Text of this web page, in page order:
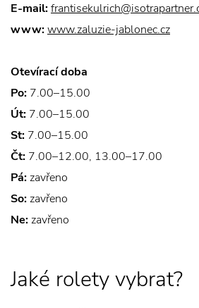
E-mail:
www:www.zaluzie-jablonec.cz
Otevírací doba
Po: 7.00–15.00
Út: 7.00–15.00
St: 7.00–15.00
Čt: 7.00–12.00, 13.00–17.00
Pá: zavřeno
So: zavřeno
Ne: zavřeno
Jaké rolety vybrat?